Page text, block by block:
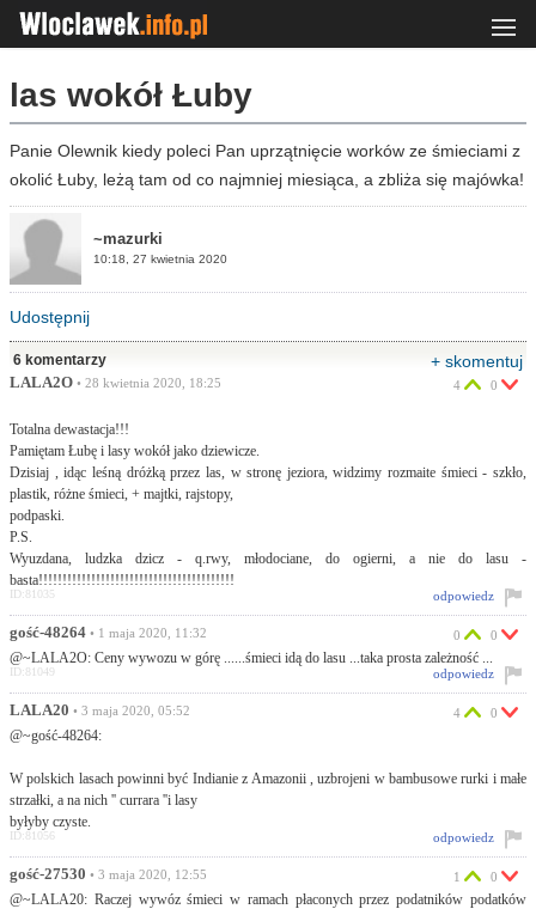
las wokół Łuby
Panie Olewnik kiedy poleci Pan uprzątnięcie worków ze śmieciami z
okolić Łuby, leżą tam od co najmniej miesiąca, a zbliża się majówka!
~mazurki
10:18, 27 kwietnia 2020
Udostępnij
6 komentarzy + skomentuj
LALA2O • 28 kwietnia 2020, 18:25
Totalna dewastacja!!!
Pamiętam Łubę i lasy wokół jako dziewicze.
Dzisiaj , idąc leśną dróżką przez las, w stronę jeziora, widzimy rozmaite śmieci - szkło,
plastik, różne śmieci, + majtki, rajstopy,
podpaski.
P.S.
Wyuzdana, ludzka dzicz - q.rwy, młodociane, do ogierni, a nie do lasu -
basta!!!!!!!!!!!!!!!!!!!!!!!!!!!!!!!!!!!!!!!!!
4 0
odpowiedz
ID:81035
gość-48264 • 1 maja 2020, 11:32
@~LALA2O: Ceny wywozu w górę ......śmieci idą do lasu ...taka prosta zależność ...
0 0
odpowiedz
ID:81049
LALA20 • 3 maja 2020, 05:52
@~gość-48264:
W polskich lasach powinni być Indianie z Amazonii , uzbrojeni w bambusowe rurki i małe
strzałki, a na nich '' currara ''i lasy
byłyby czyste.
4 0
odpowiedz
ID:81056
gość-27530 • 3 maja 2020, 12:55
@~LALA20: Raczej wywóz śmieci w ramach płaconych przez podatników podatków
1 0